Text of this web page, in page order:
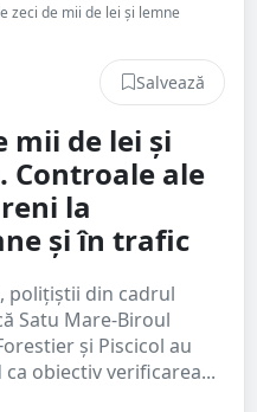
zeci de mii de lei și lemne
Salvează
mii de lei și
Controale ale
la
și în trafic
polițiștii din cadrul
Satu Mare-Biroul
și Piscicol au
obiectiv verificarea...